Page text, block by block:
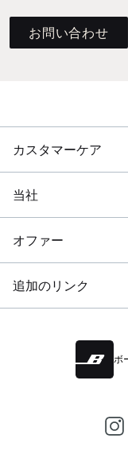
お問い合わせ
カスタマーケア
当社
オファー
追加のリンク
ボ